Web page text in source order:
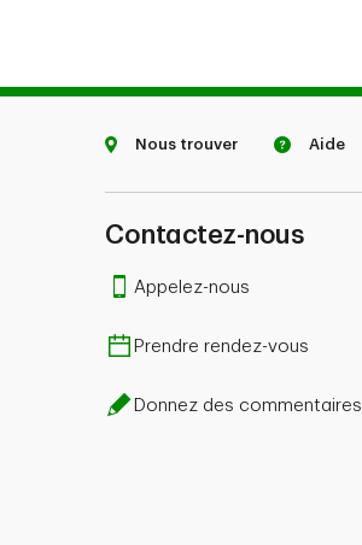
Nous trouver Aide
Contactez-nous
Appelez-nous
Prendre rendez-vous
Donnez des commentaires